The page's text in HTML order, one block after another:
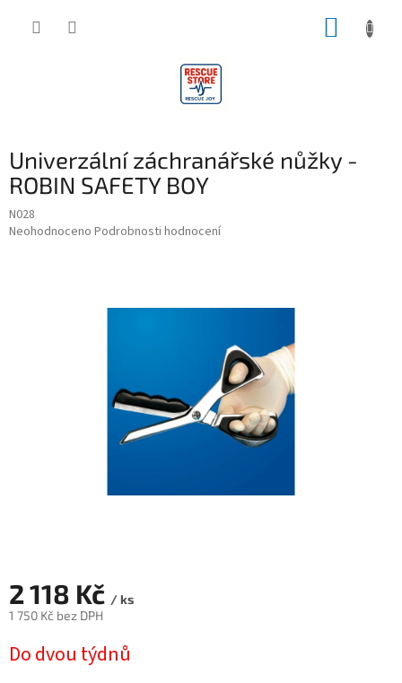
Univerzální záchranářské nůžky -
ROBIN SAFETY BOY
N028
Průměrné
Neohodnoceno Podrobnosti hodnocení
2 118 Kč / ks
1 750 Kč bez DPH
cena:
Do dvou týdnů